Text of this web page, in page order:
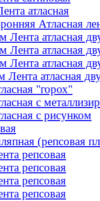
атласная
Атласная
Лента атласная
Лента атласная
Лента атласная
Лента атласная
"горох"
с
с рисунком
(репсовая
репсовая
репсовая
репсовая
репсовая